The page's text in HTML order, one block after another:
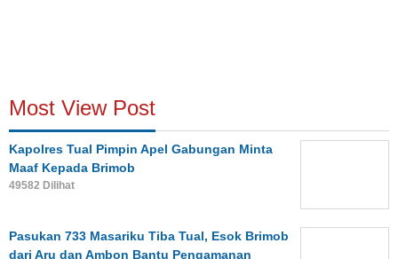
Most View Post
Kapolres Tual Pimpin Apel Gabungan Minta
Maaf Kepada Brimob
49582 Dilihat
Pasukan 733 Masariku Tiba Tual, Esok Brimob
dari Aru dan Ambon Bantu Pengamanan